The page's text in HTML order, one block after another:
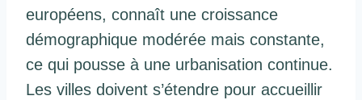
européens, connaît une croissance
démographique modérée mais constante,
ce qui pousse à une urbanisation continue.
Les villes doivent s’étendre pour accueillir